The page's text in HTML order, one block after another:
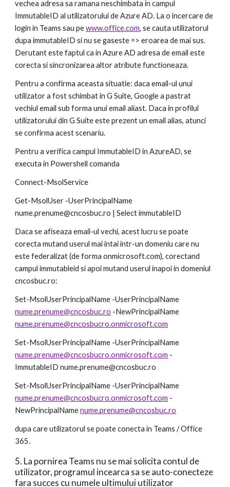
vechea adresa sa ramana neschimbata in campul
ImmutableID al utilizatorului de Azure AD. La o incercare de
login in Teams sau pe www.office.com, se cauta utilizatorul
dupa immutableID si nu se gaseste => eroarea de mai sus.
Derutant este faptul ca in Azure AD adresa de email este
corecta si sincronizarea altor atribute functioneaza.
Pentru a confirma aceasta situatie: daca email-ul unui
utilizator a fost schimbat in G Suite, Google a pastrat
vechiul email sub forma unui email aliast. Daca in profilul
utilizatorului din G Suite este prezent un email alias, atunci
se confirma acest scenariu.
Pentru a verifica campul ImmutableID in AzureAD, se
executa in Powershell comanda
Connect-MsolService
Get-MsolUser -UserPrincipalName
nume.prenume@cncosbuc.ro | Select immutableID
Daca se afiseaza email-ul vechi, acest lucru se poate
corecta mutand userul mai intai intr-un domeniu care nu
este federalizat (de forma onmicrosoft.com), corectand
campul immutableid si apoi mutand userul inapoi in domeniul
cncosbuc.ro:
nume.prenume@cncosbuc.ro
nume.prenume@cncosbucro.onmicrosoft.com
nume.prenume@cncosbucro.onmicrosoft.com -
ImmutableID nume.prenume@cncosbuc.ro
nume.prenume@cncosbucro.onmicrosoft.com -
NewPrincipalName nume.prenume@cncosbuc.ro
dupa care utilizatorul se poate conecta in Teams / Office
365.
5. La pornirea Teams nu se mai solicita contul de
utilizator, programul incearca sa se auto-conecteze
fara succes cu numele ultimului utilizator